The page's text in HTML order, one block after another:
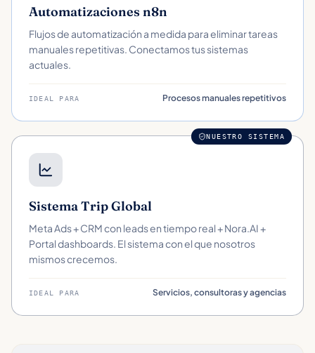
Automatizaciones n8n
Flujos de automatización a medida para eliminar tareas
manuales repetitivas. Conectamos tus sistemas
actuales.
IDEAL PARA Procesos manuales repetitivos
NUESTRO SISTEMA
Sistema Trip Global
Meta Ads + CRM con leads en tiempo real + Nora.AI +
Portal dashboards. El sistema con el que nosotros
mismos crecemos.
IDEAL PARA Servicios, consultoras y agencias